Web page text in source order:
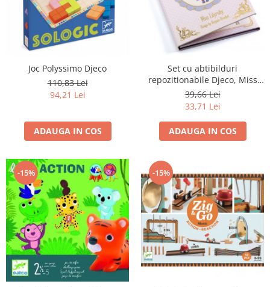
Joc Polyssimo Djeco
110,83 Lei
94,21 Lei
ADAUGA IN COS
Set cu abtibilduri
repozitionabile Djeco, Miss
Lilyruby
39,66 Lei
33,71 Lei
ADAUGA IN COS
-15% -15%